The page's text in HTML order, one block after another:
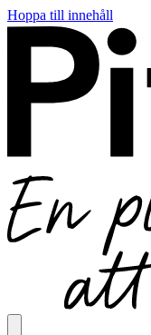
Hoppa till innehåll